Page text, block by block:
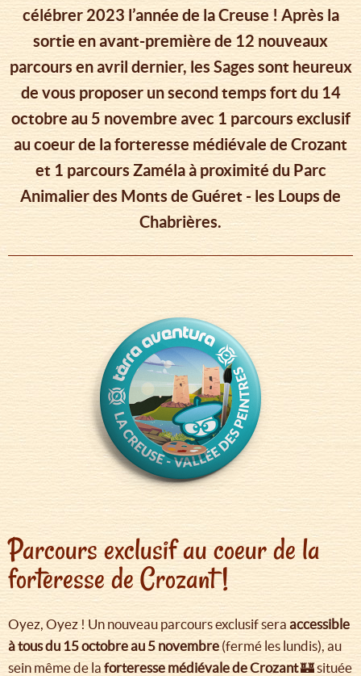
navegación
célébrer 2023 l’année de la Creuse ! Après la
sortie en avant-première de 12 nouveaux
parcours en avril dernier, les Sages sont heureux
de vous proposer un second temps fort du 14
octobre au 5 novembre avec 1 parcours exclusif
au coeur de la forteresse médiévale de Crozant
et 1 parcours Zaméla à proximité du Parc
Animalier des Monts de Guéret - les Loups de
Chabrières.
Parcours exclusif au coeur de la
forteresse de Crozant !
Oyez, Oyez ! Un nouveau parcours exclusif sera accessible
à tous du 15 octobre au 5 novembre (fermé les lundis), au
sein même de la forteresse médiévale de Crozant🏰 située